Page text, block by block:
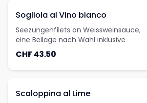
Sogliola al Vino bianco
Seezungenfilets an Weissweinsauce,
eine Beilage nach Wahl inklusive
CHF 43.50
Scaloppina al Lime